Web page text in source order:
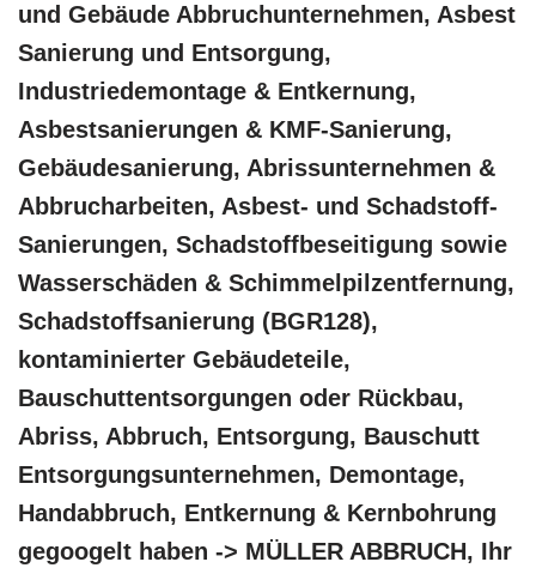
und Gebäude Abbruchunternehmen, Asbest
Sanierung und Entsorgung,
Industriedemontage & Entkernung,
Asbestsanierungen & KMF-Sanierung,
Gebäudesanierung, Abrissunternehmen &
Abbrucharbeiten, Asbest- und Schadstoff-
Sanierungen, Schadstoffbeseitigung sowie
Wasserschäden & Schimmelpilzentfernung,
Schadstoffsanierung (BGR128),
kontaminierter Gebäudeteile,
Bauschuttentsorgungen oder Rückbau,
Abriss, Abbruch, Entsorgung, Bauschutt
Entsorgungsunternehmen, Demontage,
Handabbruch, Entkernung & Kernbohrung
gegoogelt haben -> MÜLLER ABBRUCH, Ihr